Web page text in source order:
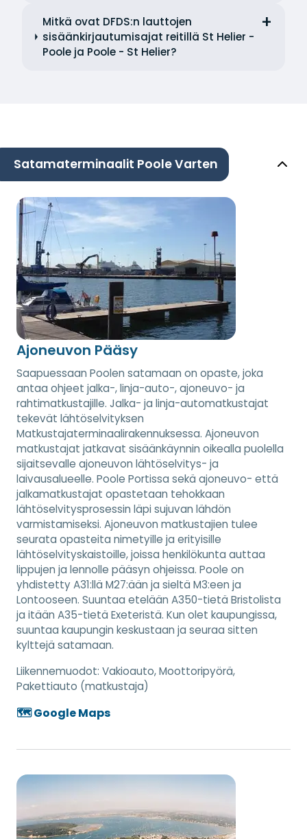
Mitkä ovat DFDS:n lauttojen
sisäänkirjautumisajat reitillä St Helier -
Poole ja Poole - St Helier?
Satamaterminaalit Poole Varten
Ajoneuvon Pääsy
Saapuessaan Poolen satamaan on opaste, joka
antaa ohjeet jalka-, linja-auto-, ajoneuvo- ja
rahtimatkustajille. Jalka- ja linja-automatkustajat
tekevät lähtöselvityksen
Matkustajaterminaalirakennuksessa. Ajoneuvon
matkustajat jatkavat sisäänkäynnin oikealla puolella
sijaitsevalle ajoneuvon lähtöselvitys- ja
laivausalueelle. Poole Portissa sekä ajoneuvo- että
jalkamatkustajat opastetaan tehokkaan
lähtöselvitysprosessin läpi sujuvan lähdön
varmistamiseksi. Ajoneuvon matkustajien tulee
seurata opasteita nimetyille ja erityisille
lähtöselvityskaistoille, joissa henkilökunta auttaa
lippujen ja lennolle pääsyn ohjeissa. Poole on
yhdistetty A31:llä M27:ään ja sieltä M3:een ja
Lontooseen. Suuntaa etelään A350-tietä Bristolista
ja itään A35-tietä Exeteristä. Kun olet kaupungissa,
suuntaa kaupungin keskustaan ja seuraa sitten
kylttejä satamaan.
Liikennemuodot: Vakioauto, Moottoripyörä,
Pakettiauto (matkustaja)
🗺️ Google Maps